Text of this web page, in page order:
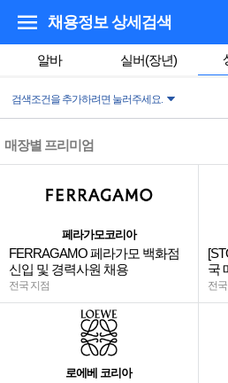
채용정보 상세검색
알바 실버(장년)
검색조건을 추가하려면 눌러주세요.
매장별 프리미엄
페라가모코리아
FERRAGAMO 페라가모 백화점
신입 및 경력사원 채용
전국 지점
로에베 코리아
국
전